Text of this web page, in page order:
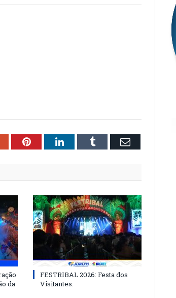
PinterestLinkedInTumblr Email
da
FESTRIBAL 2026: Festa dos
Visitantes.